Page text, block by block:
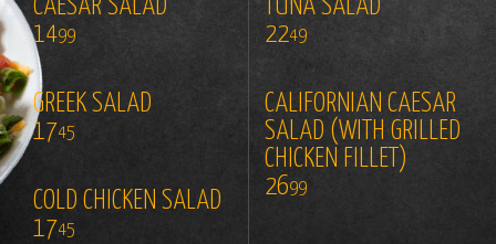
CAESAR SALAD
1499
GREEK SALAD
1745
COLD CHICKEN SALAD
1745
TUNA SALAD
2249
CALIFORNIAN CAESAR
SALAD (WITH GRILLED
CHICKEN FILLET)
2699